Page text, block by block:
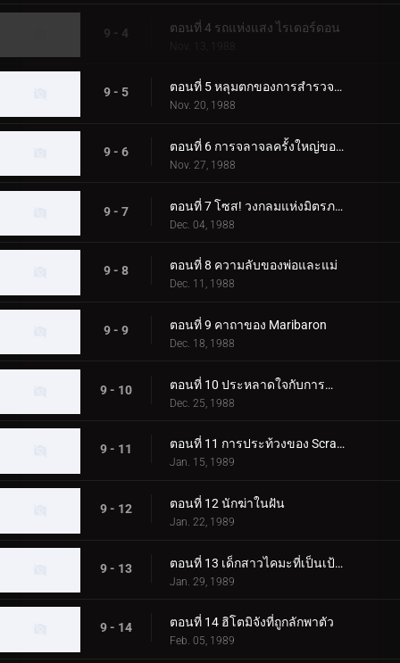
9 - 4 ตอนที่ 4 รถแห่งแสง ไรเดอร์ดอน
Nov. 13, 1988
9 - 5 ตอนที่ 5 หลุมตกของการสำรวจถ้ำ
Nov. 20, 1988
9 - 6 ตอนที่ 6 การจลาจลครั้งใหญ่ของมนุษย์ต่างดาวไคมะ!
Nov. 27, 1988
9 - 7 ตอนที่ 7 โซส! วงกลมแห่งมิตรภาพ
Dec. 04, 1988
9 - 8 ตอนที่ 8 ความลับของพ่อและแม่
Dec. 11, 1988
9 - 9 ตอนที่ 9 คาถาของ Maribaron
Dec. 18, 1988
9 - 10 ตอนที่ 10 ประหลาดใจกับการจำลอง
Dec. 25, 1988
9 - 11 ตอนที่ 11 การประท้วงของ Scraps
Jan. 15, 1989
9 - 12 ตอนที่ 12 นักฆ่าในฝัน
Jan. 22, 1989
9 - 13 ตอนที่ 13 เด็กสาวไคมะที่เป็นเป้าหมาย
Jan. 29, 1989
9 - 14 ตอนที่ 14 ฮิโตมิจังที่ถูกลักพาตัว
Feb. 05, 1989